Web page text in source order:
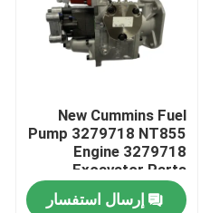
حول بنا
ضبط الجودة
اتصل بنا
New Cummins Fuel
Pump 3279718 NT855
Engine 3279718
Excavator Parts
Original/OEM
إرسال استفسار